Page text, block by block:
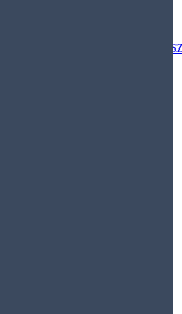
klasyczny model „kup